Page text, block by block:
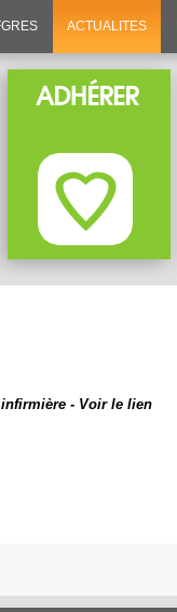
ACTUALITES
- Voir le lien